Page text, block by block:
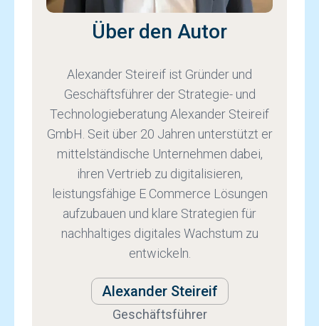
Über den Autor
Alexander Steireif ist Gründer und
Geschäftsführer der Strategie- und
Technologieberatung Alexander Steireif
GmbH. Seit über 20 Jahren unterstützt er
mittelständische Unternehmen dabei,
ihren Vertrieb zu digitalisieren,
leistungsfähige E Commerce Lösungen
aufzubauen und klare Strategien für
nachhaltiges digitales Wachstum zu
entwickeln.
Alexander Steireif
Geschäftsführer